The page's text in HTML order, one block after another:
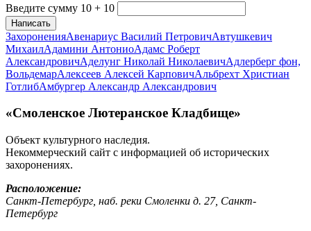
Введите сумму 10 + 10
Написать
ЗахороненияАвенариус Василий ПетровичАвтушкевич
МихаилАдамини АнтониоАдамс Роберт
АлександровичАделунг Николай НиколаевичАдлерберг фон,
ВольдемарАлексеев Алексей КарповичАльбрехт Христиан
ГотлибАмбургер Александр Александрович
«Смоленское Лютеранское Кладбище»
Объект культурного наследия.
Некоммерческий сайт с информацией об исторических
захоронениях.
Расположение:
Санкт-Петербург, наб. реки Смоленки д. 27, Санкт-
Петербург